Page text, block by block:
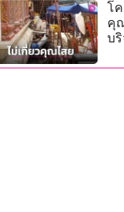
โ
คุ
บ